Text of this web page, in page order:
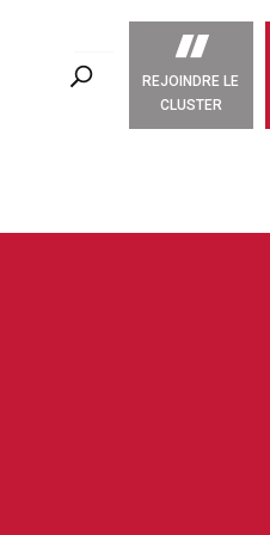
REJOINDRE LE
CLUSTER